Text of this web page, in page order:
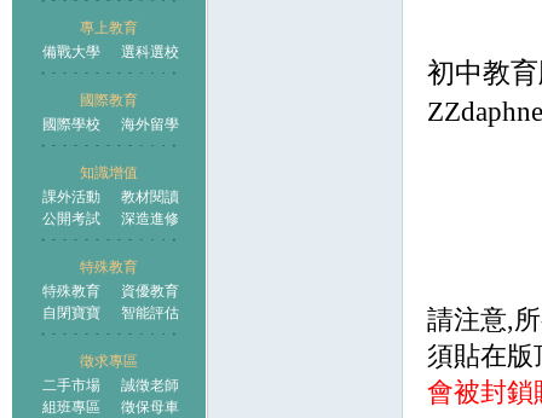
專上教育
備戰大學
選科選校
國際教育
國際學校
海外留學
知識增值
課外活動
教材閱讀
公開考試
深造進修
特殊教育
特殊教育
資優教育
自閉寶寶
智能評估
徵求專區
二手市場
誠徵老師
組班專區
徵保母車
初中教
ZZdaphne
請注意,
須貼在版
會被封鎖